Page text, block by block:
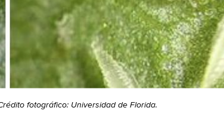
fotográfico: Universidad de Florida.